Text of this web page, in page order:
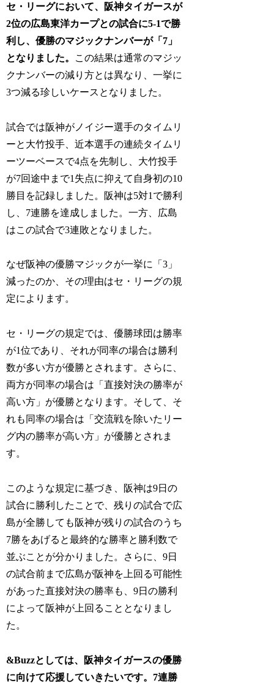
セ・リーグにおいて、阪神タイガースが
2位の広島東洋カープとの試合に5-1で勝
利し、優勝のマジックナンバーが「7」
となりました。
この結果は通常のマジッ
クナンバーの減り方とは異なり、一挙に
3つ減る珍しいケースとなりました。
試合では阪神がノイジー選手のタイムリ
ーと大竹投手、近本選手の連続タイムリ
ーツーベースで4点を先制し、大竹投手
が7回途中まで1失点に抑えて自身初の10
勝目を記録しました。阪神は5対1で勝利
し、7連勝を達成しました。一方、広島
はこの試合で3連敗となりました。
なぜ阪神の優勝マジックが一挙に「3」
減ったのか、その理由はセ・リーグの規
定によります。
セ・リーグの規定では、優勝球団は勝率
が1位であり、それが同率の場合は勝利
数が多い方が優勝とされます。さらに、
両方が同率の場合は「直接対決の勝率が
高い方」が優勝となります。そして、そ
れも同率の場合は「交流戦を除いたリー
グ内の勝率が高い方」が優勝とされま
す。
このような規定に基づき、阪神は9日の
試合に勝利したことで、残りの試合で広
島が全勝しても阪神が残りの試合のうち
7勝をあげると最終的な勝率と勝利数で
並ぶことが分かりました。さらに、9日
の試合前まで広島が阪神を上回る可能性
があった直接対決の勝率も、9日の勝利
によって阪神が上回ることとなりまし
た。
&Buzzとしては、阪神タイガースの優勝
に向けて応援していきたいです。7連勝